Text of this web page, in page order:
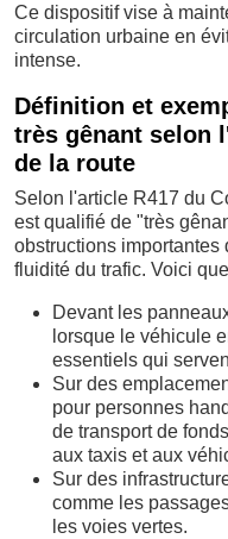
Ce dispositif vise à
circulation urbaine en
intense.
Définition et
très gênant selon
de la route
Selon l'article R417 du
est qualifié de "très
obstructions importantes
fluidité du trafic. Voici
Devant les
lorsque le véhicule
essentiels qui
Sur des
pour personnes
de transport de
aux taxis et aux
Sur des
comme les
les voies vertes.